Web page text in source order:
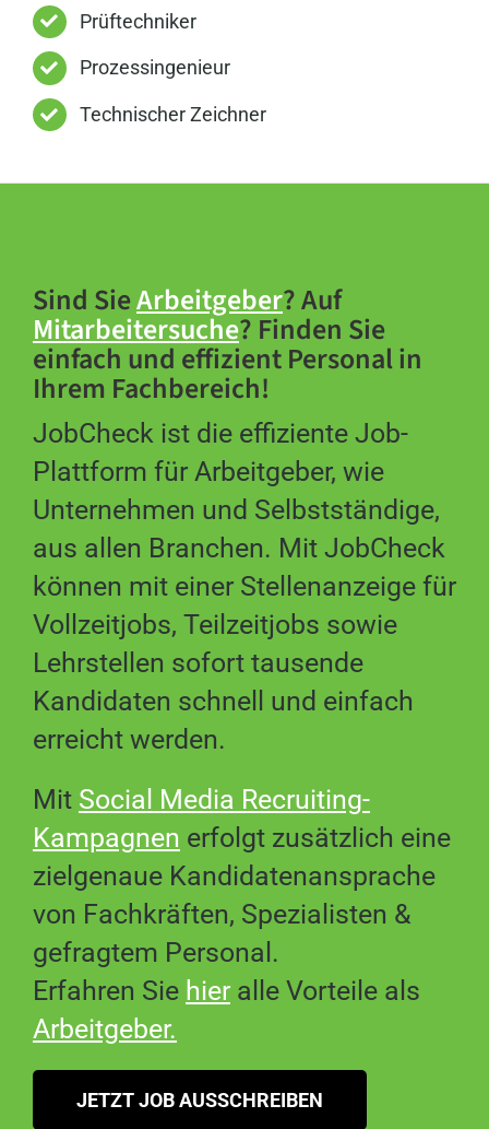
Prüftechniker
Prozessingenieur
Technischer Zeichner
Sind SieArbeitgeber? Auf
Mitarbeitersuche? Finden Sie
einfach und effizient Personal in
Ihrem Fachbereich!
JobCheck ist die effiziente Job-
Plattform für Arbeitgeber, wie
Unternehmen und Selbstständige,
aus allen Branchen. Mit JobCheck
können mit einer Stellenanzeige für
Vollzeitjobs, Teilzeitjobs sowie
Lehrstellen sofort tausende
Kandidaten schnell und einfach
erreicht werden.
Mit Social Media Recruiting-
Kampagnen erfolgt zusätzlich eine
zielgenaue Kandidatenansprache
von Fachkräften, Spezialisten &
gefragtem Personal.
Erfahren Sie hieralle Vorteile als
Arbeitgeber.
JETZT JOB AUSSCHREIBEN